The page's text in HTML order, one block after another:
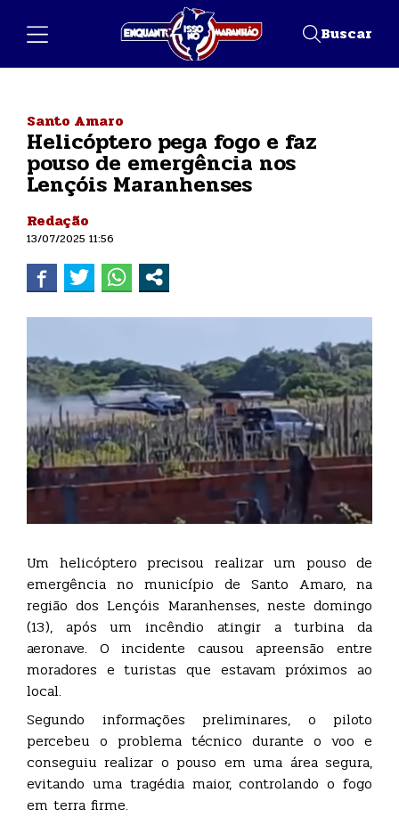
Buscar
Santo Amaro
Helicóptero pega fogo e faz
pouso de emergência nos
Lençóis Maranhenses
Redação
13/07/2025 11:56
Um helicóptero precisou realizar um pouso de
emergência no município de Santo Amaro, na
região dos Lençóis Maranhenses, neste domingo
(13), após um incêndio atingir a turbina da
aeronave. O incidente causou apreensão entre
moradores e turistas que estavam próximos ao
local.
Segundo informações preliminares, o piloto
percebeu o problema técnico durante o voo e
conseguiu realizar o pouso em uma área segura,
evitando uma tragédia maior, controlando o fogo
em terra firme.